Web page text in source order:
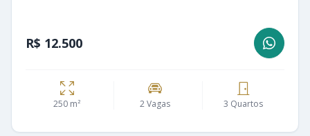
R$ 12.500
250 m² 2 Vagas 3 Quartos